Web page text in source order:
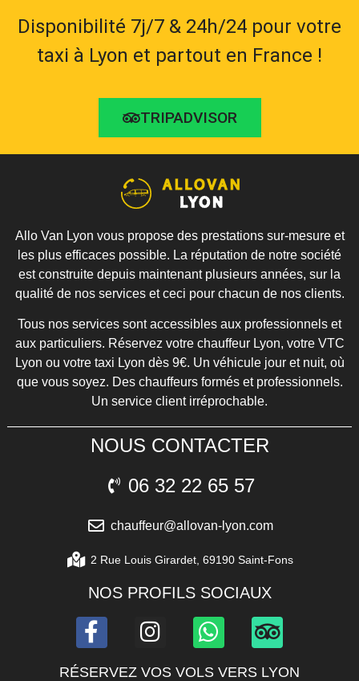
Disponibilité 7j/7 & 24h/24 pour votre
taxi à Lyon et partout en France !
TRIPADVISOR
Allo Van Lyon vous propose des prestations sur-mesure et
les plus efficaces possible. La réputation de notre société
est construite depuis maintenant plusieurs années, sur la
qualité de nos services et ceci pour chacun de nos clients.
Tous nos services sont accessibles aux professionnels et
aux particuliers. Réservez votre chauffeur Lyon, votre VTC
Lyon ou votre taxi Lyon dès 9€. Un véhicule jour et nuit, où
que vous soyez. Des chauffeurs formés et professionnels.
Un service client irréprochable.
NOUS CONTACTER
06 32 22 65 57
chauffeur@allovan-lyon.com
2​ ​R​u​e​ ​L​o​u​i​s​ ​G​i​r​a​r​d​e​t​,​ ​6​9​1​9​0​ ​S​a​i​n​t​-​F​o​n​s
NOS PROFILS SOCIAUX
RÉSERVEZ VOS VOLS VERS LYON